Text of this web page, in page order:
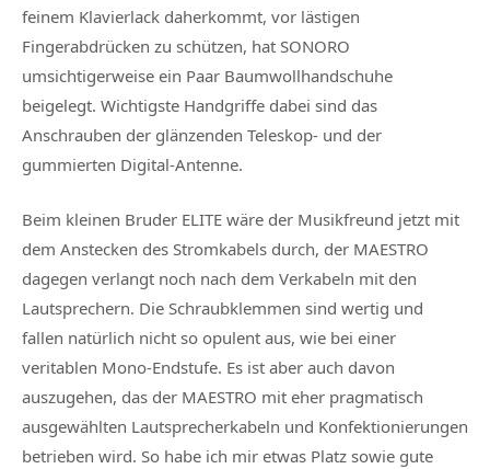
feinem Klavierlack daherkommt, vor lästigen
Fingerabdrücken zu schützen, hat SONORO
umsichtigerweise ein Paar Baumwollhandschuhe
beigelegt. Wichtigste Handgriffe dabei sind das
Anschrauben der glänzenden Teleskop- und der
gummierten Digital-Antenne.
Beim kleinen Bruder ELITE wäre der Musikfreund jetzt mit
dem Anstecken des Stromkabels durch, der MAESTRO
dagegen verlangt noch nach dem Verkabeln mit den
Lautsprechern. Die Schraubklemmen sind wertig und
fallen natürlich nicht so opulent aus, wie bei einer
veritablen Mono-Endstufe. Es ist aber auch davon
auszugehen, das der MAESTRO mit eher pragmatisch
ausgewählten Lautsprecherkabeln und Konfektionierungen
betrieben wird. So habe ich mir etwas Platz sowie gute